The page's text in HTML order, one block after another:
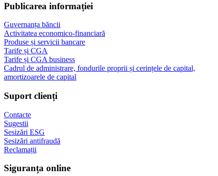
Publicarea informației
Guvernanța băncii
Activitatea economico-financiară
Produse și servicii bancare
Tarife și CGA
Tarife și CGA business
Cadrul de administrare, fondurile proprii și cerințele de capital,
amortizoarele de capital
Suport clienți
Contacte
Sugestii
Sesizări ESG
Sesizări antifraudă
Reclamații
Siguranța online